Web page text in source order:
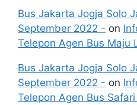
Bus Jakarta Jogja Solo
September 2022 - on
Telepon Agen Bus Maju
Bus Jakarta Jogja Solo
September 2022 - on
Telepon Agen Bus